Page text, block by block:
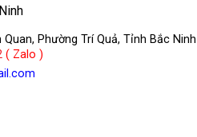
Quan, Phường Trí Quả, Tỉnh Bắc Ninh
( Zalo )